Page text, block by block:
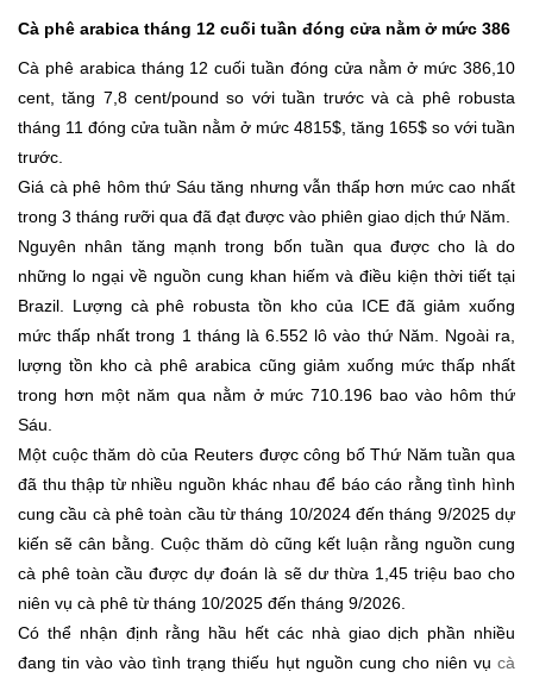
Cà phê arabica tháng 12 cuối tuần đóng cửa nằm ở mức 386
Cà phê arabica tháng 12 cuối tuần đóng cửa nằm ở mức 386,10
cent, tăng 7,8 cent/pound so với tuần trước và cà phê robusta
tháng 11 đóng cửa tuần nằm ở mức 4815$, tăng 165$ so với tuần
trước.
Giá cà phê hôm thứ Sáu tăng nhưng vẫn thấp hơn mức cao nhất
trong 3 tháng rưỡi qua đã đạt được vào phiên giao dịch thứ Năm.
Nguyên nhân tăng mạnh trong bốn tuần qua được cho là do
những lo ngại về nguồn cung khan hiếm và điều kiện thời tiết tại
Brazil. Lượng cà phê robusta tồn kho của ICE đã giảm xuống
mức thấp nhất trong 1 tháng là 6.552 lô vào thứ Năm. Ngoài ra,
lượng tồn kho cà phê arabica cũng giảm xuống mức thấp nhất
trong hơn một năm qua nằm ở mức 710.196 bao vào hôm thứ
Sáu.
Một cuộc thăm dò của Reuters được công bố Thứ Năm tuần qua
đã thu thập từ nhiều nguồn khác nhau để báo cáo rằng tình hình
cung cầu cà phê toàn cầu từ tháng 10/2024 đến tháng 9/2025 dự
kiến ​​sẽ cân bằng. Cuộc thăm dò cũng kết luận rằng nguồn cung
cà phê toàn cầu được dự đoán là sẽ dư thừa 1,45 triệu bao cho
niên vụ cà phê từ tháng 10/2025 đến tháng 9/2026.
Có thể nhận định rằng hầu hết các nhà giao dịch phần nhiều
đang tin vào vào tình trạng thiếu hụt nguồn cung cho niên vụ cà